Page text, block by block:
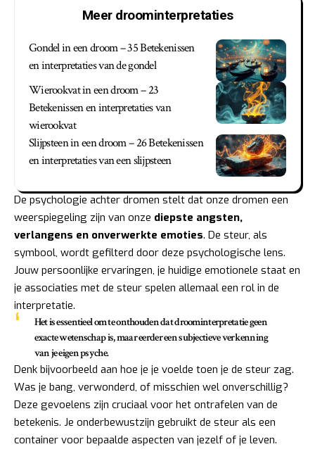
Meer droominterpretaties
Gondel in een droom – 35 Betekenissen
en interpretaties van de gondel
Wierookvat in een droom – 23
Betekenissen en interpretaties van
wierookvat
Slijpsteen in een droom – 26 Betekenissen
en interpretaties van een slijpsteen
De psychologie achter dromen stelt dat onze dromen een
weerspiegeling zijn van onze diepste angsten,
verlangens en onverwerkte emoties. De steur, als
symbool, wordt gefilterd door deze psychologische lens.
Jouw persoonlijke ervaringen, je huidige emotionele staat en
je associaties met de steur spelen allemaal een rol in de
interpretatie.
Het is essentieel om te onthouden dat droominterpretatie geen
exacte wetenschap is, maar eerder een subjectieve verkenning
van je eigen psyche.
Denk bijvoorbeeld aan hoe je je voelde toen je de steur zag.
Was je bang, verwonderd, of misschien wel onverschillig?
Deze gevoelens zijn cruciaal voor het ontrafelen van de
betekenis. Je onderbewustzijn gebruikt de steur als een
container voor bepaalde aspecten van jezelf of je leven.